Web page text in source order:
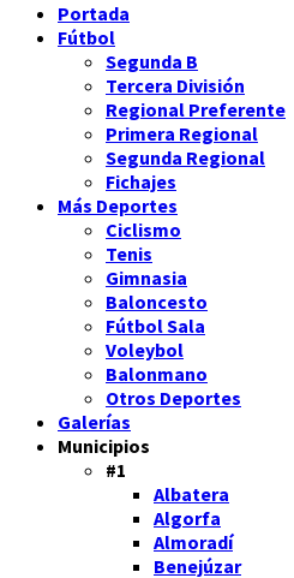
Portada
Fútbol
Segunda B
Tercera División
Regional Preferente
Primera Regional
Segunda Regional
Fichajes
Más Deportes
Ciclismo
Tenis
Gimnasia
Baloncesto
Fútbol Sala
Voleybol
Balonmano
Otros Deportes
Galerías
Municipios
#1
Albatera
Algorfa
Almoradí
Benejúzar